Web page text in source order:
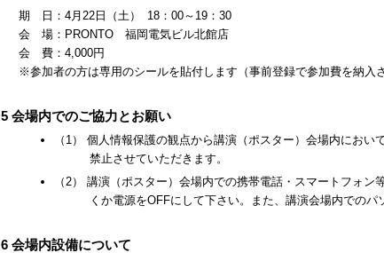
期 日：4月22日（土） 18：00～19：30
会 場：PRONTO 福岡電気ビル北館店
会 費：4,000円
※参加者の方は専用のシールを貼付します（事前登録で参加費を納入
5 会場内でのご協力とお願い
（1） 個人情報保護の観点から講演（ポスター）会場内にお
禁止させていただきます。
（2） 講演（ポスター）会場内での携帯電話・スマートフォ
くか電源をOFFにして下さい。また、講演会場内でのパ
6 会場内設備について